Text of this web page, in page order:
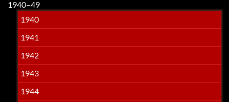
1940–49
1940
1941
1942
1943
1944